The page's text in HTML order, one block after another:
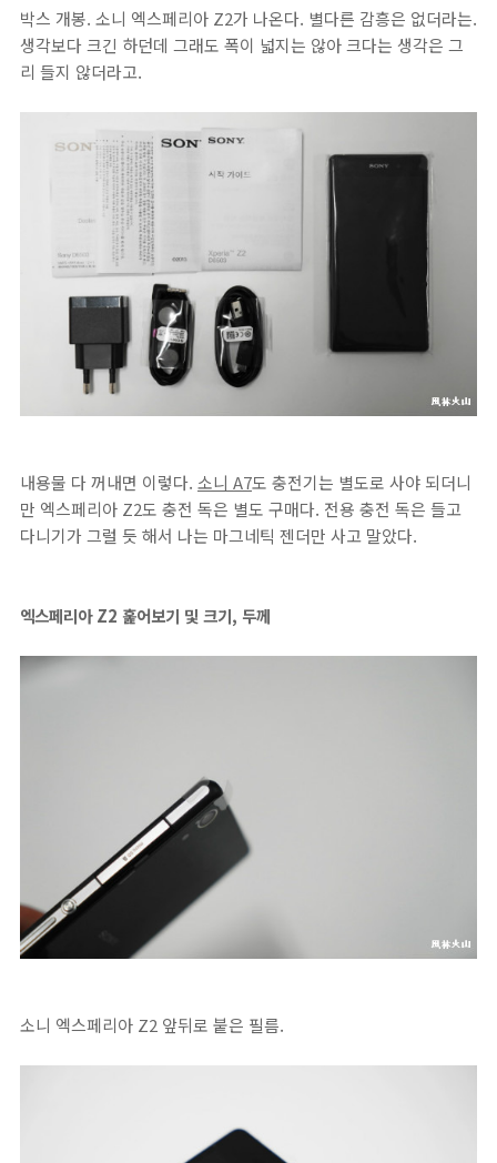
박스 개봉. 소니 엑스페리아 Z2가 나온다. 별다른 감흥은 없더라는.
생각보다 크긴 하던데 그래도 폭이 넓지는 않아 크다는 생각은 그
리 들지 않더라고.
내용물 다 꺼내면 이렇다. 소니 A7도 충전기는 별도로 사야 되더니
만 엑스페리아 Z2도 충전 독은 별도 구매다. 전용 충전 독은 들고
다니기가 그럴 듯 해서 나는 마그네틱 젠더만 사고 말았다.
엑스페리아 Z2 훑어보기 및 크기, 두께
소니 엑스페리아 Z2 앞뒤로 붙은 필름.